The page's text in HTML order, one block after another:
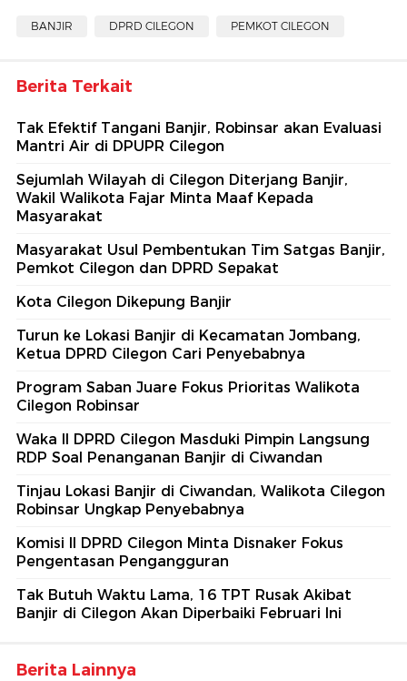
BANJIR DPRD CILEGON PEMKOT CILEGON
Berita Terkait
Tak Efektif Tangani Banjir, Robinsar akan Evaluasi
Mantri Air di DPUPR Cilegon
Sejumlah Wilayah di Cilegon Diterjang Banjir,
Wakil Walikota Fajar Minta Maaf Kepada
Masyarakat
Masyarakat Usul Pembentukan Tim Satgas Banjir,
Pemkot Cilegon dan DPRD Sepakat
Kota Cilegon Dikepung Banjir
Turun ke Lokasi Banjir di Kecamatan Jombang,
Ketua DPRD Cilegon Cari Penyebabnya
Program Saban Juare Fokus Prioritas Walikota
Cilegon Robinsar
Waka II DPRD Cilegon Masduki Pimpin Langsung
RDP Soal Penanganan Banjir di Ciwandan
Tinjau Lokasi Banjir di Ciwandan, Walikota Cilegon
Robinsar Ungkap Penyebabnya
Komisi II DPRD Cilegon Minta Disnaker Fokus
Pengentasan Pengangguran
Tak Butuh Waktu Lama, 16 TPT Rusak Akibat
Banjir di Cilegon Akan Diperbaiki Februari Ini
Berita Lainnya